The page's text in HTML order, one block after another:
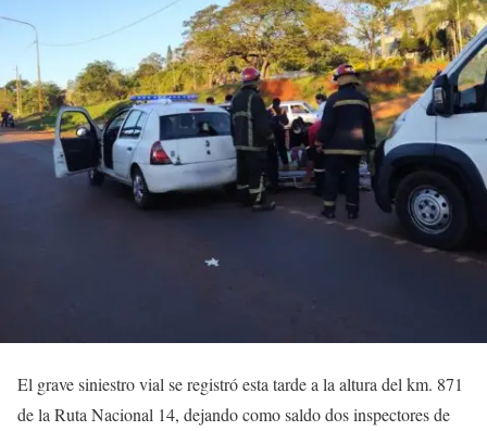
El grave siniestro vial se registró esta tarde a la altura del km. 871
de la Ruta Nacional 14, dejando como saldo dos inspectores de